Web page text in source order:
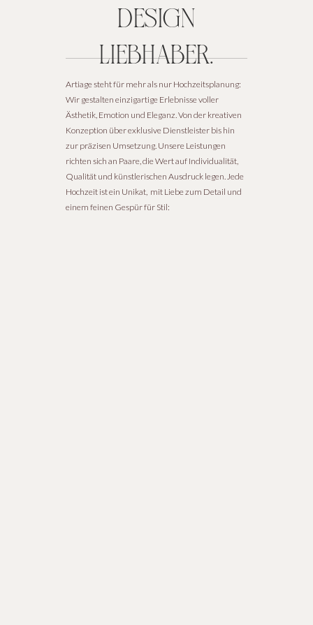
design
liebhaber.
Artiage steht für mehr als nur Hochzeitsplanung:
Wir gestalten einzigartige Erlebnisse voller
Ästhetik, Emotion und Eleganz. Von der kreativen
Konzeption über exklusive Dienstleister bis hin
zur präzisen Umsetzung. Unsere Leistungen
richten sich an Paare, die Wert auf Individualität,
Qualität und künstlerischen Ausdruck legen. Jede
Hochzeit ist ein Unikat, mit Liebe zum Detail und
einem feinen Gespür für Stil: